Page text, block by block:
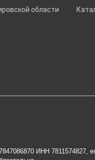
области
ИНН 7811574827,